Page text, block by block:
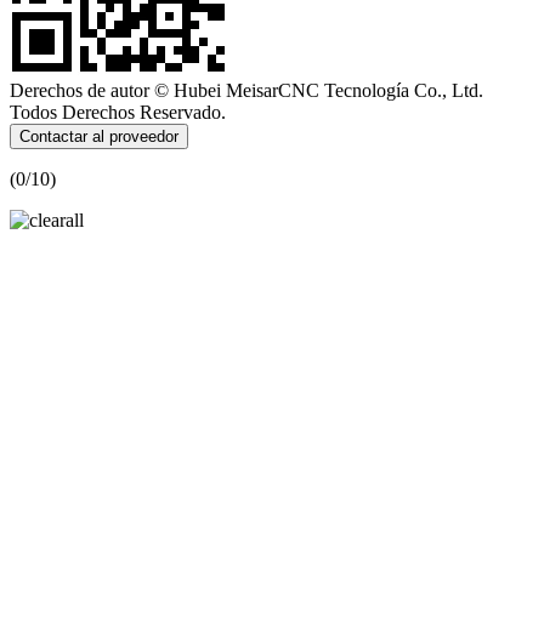
Derechos de autor © Hubei MeisarCNC Tecnología Co., Ltd.
Todos Derechos Reservado.
Contactar al proveedor
(0/10)